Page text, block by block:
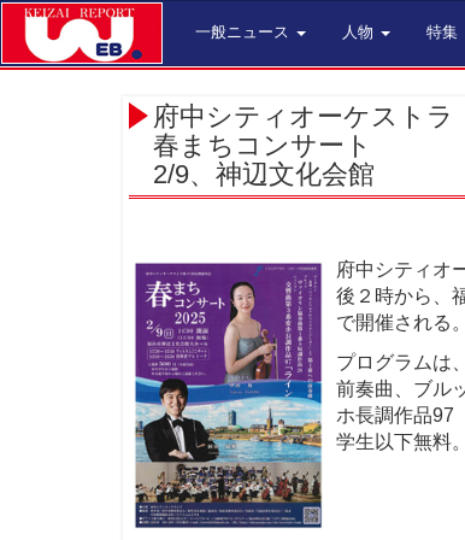
一般ニュース 人物 特集
府中シティオーケストラ
春まちコンサート
2/9、神辺文化会館
府中シティオ
後２時から、
で開催される。
プログラムは
前奏曲、ブル
ホ長調作品97
学生以下無料